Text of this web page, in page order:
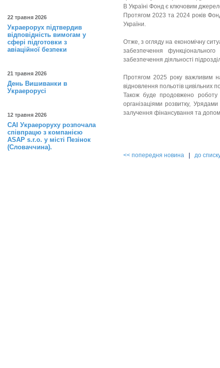
22 травня 2026
Украерорух підтвердив
відповідність вимогам у
сфері підготовки з
авіаційної безпеки
21 травня 2026
День Вишиванки в
Украерорусі
12 травня 2026
САІ Украероруху розпочала
співпрацю з компанією
ASAP s.r.o. у місті Пезінок
(Словаччина).
В Україні Фонд є ключовим
Протягом 2023 та 2024 років
України.
Отже, з огляду на економічну
забезпечення
забезпечення діяльності
Протягом 2025 року важливим
відновлення польотів цивільних
Також буде продовжено роботу
організаціями розвитку,
залучення фінансування та
<< попередня новина до